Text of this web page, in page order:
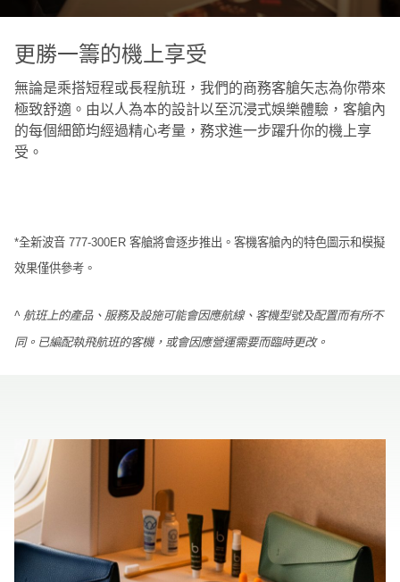
更勝一籌的機上享受
無論是乘搭短程或長程航班，我們的商務客艙矢志為你帶來
極致舒適。由以人為本的設計以至沉浸式娛樂體驗，客艙內
的每個細節均經過精心考量，務求進一步躍升你的機上享
受。
*全新波音 777-300ER 客艙將會逐步推出。客機客艙內的特色圖示和模擬
效果僅供參考。
^ 航班上的產品、服務及設施可能會因應航線、客機型號及配置而有所不
同。已編配執飛航班的客機，或會因應營運需要而臨時更改。